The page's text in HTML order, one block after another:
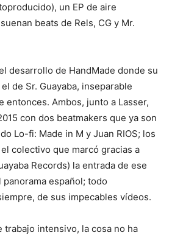
un EP de aire
beats de Rels, CG y Mr.
desarrollo de HandMade donde su
de Sr. Guayaba, inseparable
entonces. Ambos, junto a Lasser,
con dos beatmakers que ya son
Lo-fi: Made in M y Juan RIOS; los
colectivo que marcó gracias a
Records) la entrada de ese
español; todo
de sus impecables vídeos.
trabajo intensivo, la cosa no ha